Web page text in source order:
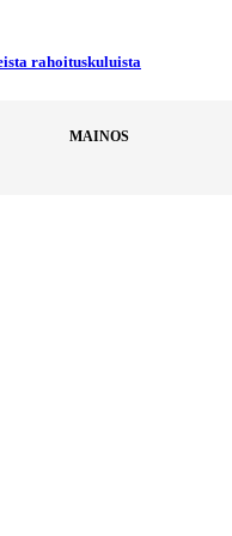
rahoituskuluista
MAINOS